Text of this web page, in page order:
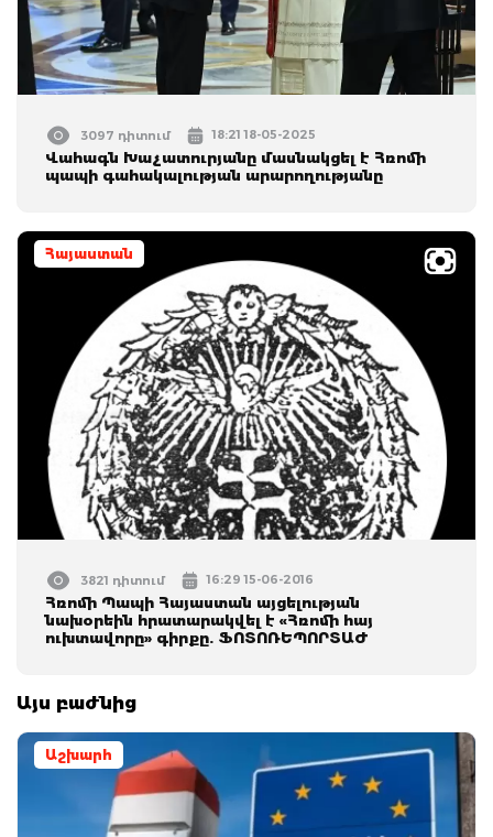
3097 դիտում 18:21 18-05-2025
Վահագն Խաչատուրյանը մասնակցել է Հռոմի
պապի գահակալության արարողությանը
Հայաստան
3821 դիտում 16:29 15-06-2016
Հռոմի Պապի Հայաստան այցելության
նախօրեին հրատարակվել է «Հռոմի հայ
ուխտավորը» գիրքը. ՖՈՏՈՌԵՊՈՐՏԱԺ
Այս բաժնից
Աշխարհ